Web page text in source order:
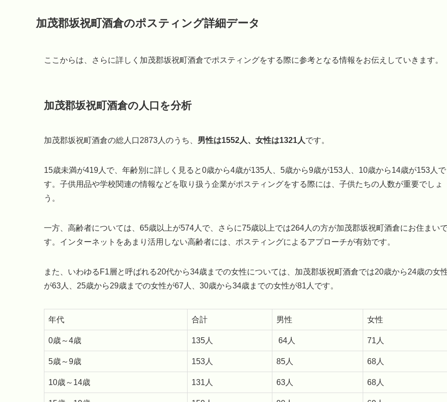
加茂郡坂祝町酒倉のポスティング詳細データ
ここからは、さらに詳しく加茂郡坂祝町酒倉でポスティングをする際に参考となる情報をお伝えしていきます。
加茂郡坂祝町酒倉の人口を分析
加茂郡坂祝町酒倉の総人口2873人のうち、 男性は1552人、女性は1321人です。
15歳未満が419人で、年齢別に詳しく見ると0歳から4歳が135人、5歳から9歳が153人、10歳から14歳が153人で
す。子供用品や学校関連の情報などを取り扱う企業がポスティングをする際には、子供たちの人数が重要でしょ
う。
一方、高齢者については、65歳以上が574人で、さらに75歳以上では264人の方が加茂郡坂祝町酒倉にお住まい
す。インターネットをあまり活用しない高齢者には、ポスティングによるアプローチが有効です。
また、いわゆるF1層と呼ばれる20代から34歳までの女性については、加茂郡坂祝町酒倉では20歳から24歳の女
が63人、25歳から29歳までの女性が67人、30歳から34歳までの女性が81人です。
年代 合計 男性 女性
0歳～4歳 135人 64人 71人
5歳～9歳 153人 85人 68人
10歳～14歳 131人 63人 68人